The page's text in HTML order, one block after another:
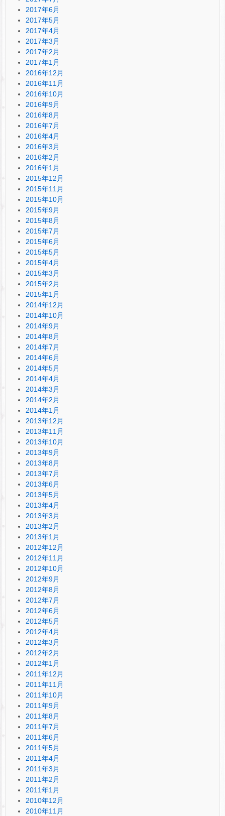
2017年6月
2017年5月
2017年4月
2017年3月
2017年2月
2017年1月
2016年12月
2016年11月
2016年10月
2016年9月
2016年8月
2016年7月
2016年4月
2016年3月
2016年2月
2016年1月
2015年12月
2015年11月
2015年10月
2015年9月
2015年8月
2015年7月
2015年6月
2015年5月
2015年4月
2015年3月
2015年2月
2015年1月
2014年12月
2014年10月
2014年9月
2014年8月
2014年7月
2014年6月
2014年5月
2014年4月
2014年3月
2014年2月
2014年1月
2013年12月
2013年11月
2013年10月
2013年9月
2013年8月
2013年7月
2013年6月
2013年5月
2013年4月
2013年3月
2013年2月
2013年1月
2012年12月
2012年11月
2012年10月
2012年9月
2012年8月
2012年7月
2012年6月
2012年5月
2012年4月
2012年3月
2012年2月
2012年1月
2011年12月
2011年11月
2011年10月
2011年9月
2011年8月
2011年7月
2011年6月
2011年5月
2011年4月
2011年3月
2011年2月
2011年1月
2010年12月
2010年11月